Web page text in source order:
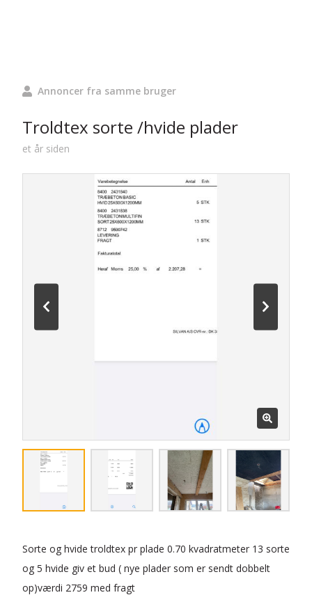
Annoncer fra samme bruger
Troldtex sorte /hvide plader
et år siden
Sorte og hvide troldtex pr plade 0.70 kvadratmeter 13 sorte
og 5 hvide giv et bud ( nye plader som er sendt dobbelt
op)værdi 2759 med fragt